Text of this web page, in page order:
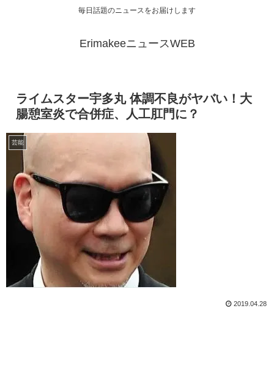
毎日話題のニュースをお届けします
ErimakeeニュースWEB
ライムスター宇多丸 体調不良がヤバい！大
腸憩室炎で合併症、人工肛門に？
芸能
2019.04.28